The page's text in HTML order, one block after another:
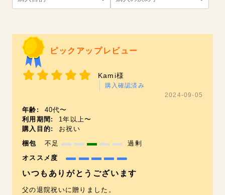
ピックアップレビュー
Kami様
購入確認済み
2024-09-05
年齢:
40代〜
利用期間:
1年以上〜
購入目的:
お祝い
梱包
不足
過剰
オススメ度
いつもありがとうございます
父の退院祝いに贈りました。